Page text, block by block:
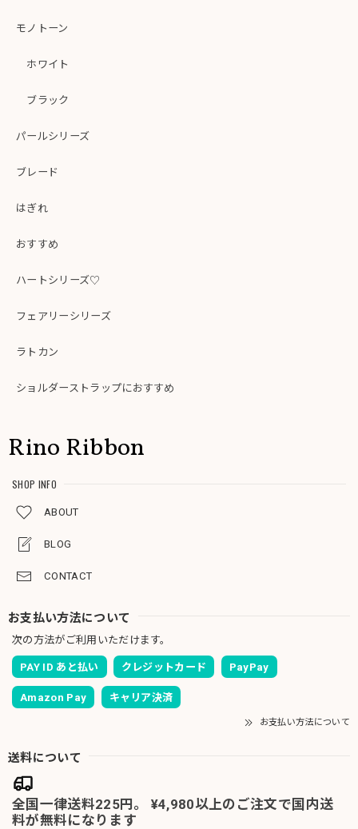
モノトーン
ホワイト
ブラック
パールシリーズ
ブレード
はぎれ
おすすめ
ハートシリーズ♡
フェアリーシリーズ
ラトカン
ショルダーストラップにおすすめ
Rino Ribbon
SHOP INFO
ABOUT
BLOG
CONTACT
お支払い方法について
次の方法がご利用いただけます。
PAY ID あと払い クレジットカード PayPay
Amazon Pay キャリア決済
お支払い方法について
送料について
全国一律送料225円。 ¥4,980以上のご注文で国内送
料が無料になります